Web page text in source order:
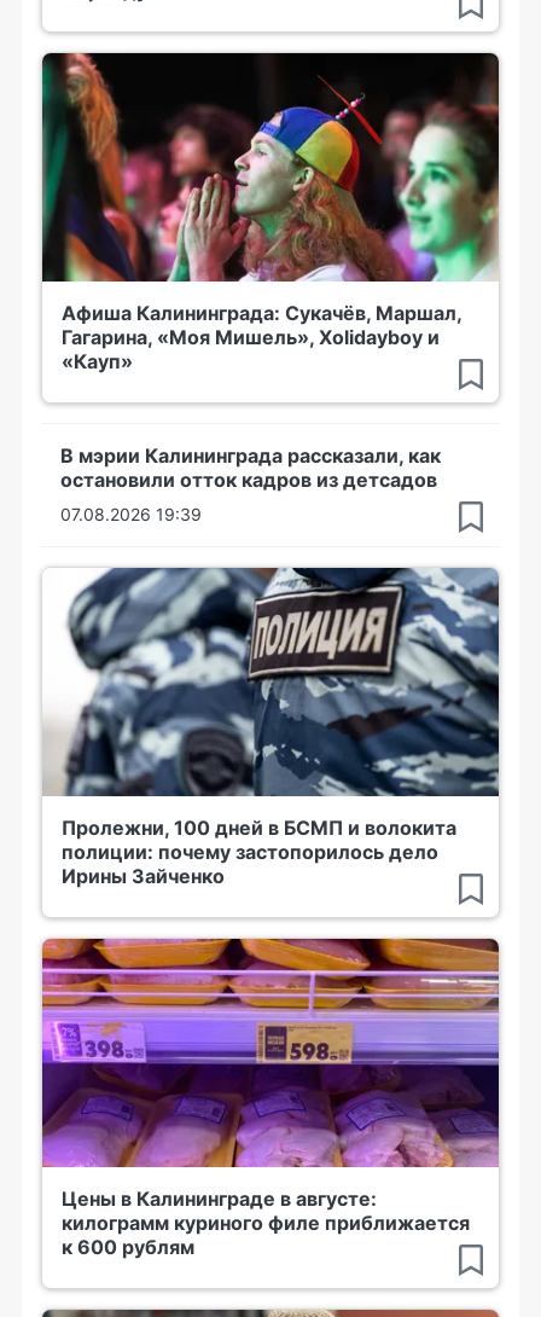
Афиша Калининграда: Сукачёв, Маршал,
Гагарина, «Моя Мишель», Xolidayboy и
«Кауп»
В мэрии Калининграда рассказали, как
остановили отток кадров из детсадов
07.08.2026 19:39
Пролежни, 100 дней в БСМП и волокита
полиции: почему застопорилось дело
Ирины Зайченко
Цены в Калининграде в августе:
килограмм куриного филе приближается
к 600 рублям